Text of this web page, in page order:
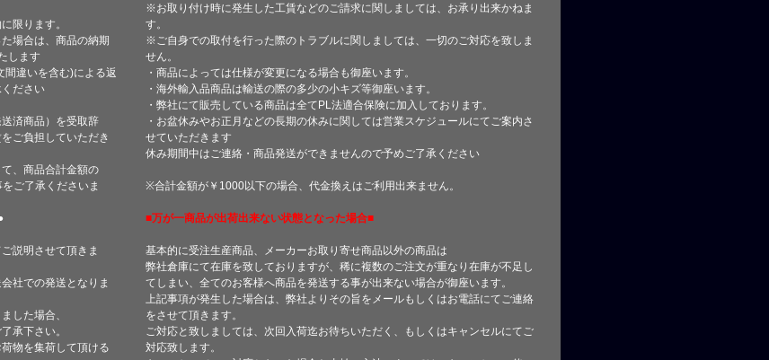
限ります。
場合は、商品の納期
します
間違いを含む)による返
ださい
済商品）を受取辞
ご負担していただき
、商品合計金額の
ご了承くださいま
説明させて頂きま
社での発送となりま
した場合、
承下さい。
物を集荷して頂ける
※お取り付け時に発生した工賃などのご請求に関しましては、お承り出来かねま
す。
※ご自身での取付を行った際のトラブルに関しましては、一切のご対応を致しま
せん。
・商品によっては仕様が変更になる場合も御座います。
・海外輸入品商品は輸送の際の多少の小キズ等御座います。
・弊社にて販売している商品は全てPL法適合保険に加入しております。
・お盆休みやお正月などの長期の休みに関しては営業スケジュールにてご案内さ
せていただきます
休み期間中はご連絡・商品発送ができませんので予めご了承ください
※合計金額が￥1000以下の場合、代金換えはご利用出来ません。
■万が一商品が出荷出来ない状態となった場合■
基本的に受注生産商品、メーカーお取り寄せ商品以外の商品は
弊社倉庫にて在庫を致しておりますが、稀に複数のご注文が重なり在庫が不足し
てしまい、全てのお客様へ商品を発送する事が出来ない場合が御座います。
上記事項が発生した場合は、弊社よりその旨をメールもしくはお電話にてご連絡
をさせて頂きます。
ご対応と致しましては、次回入荷迄お待ちいただく、もしくはキャンセルにてご
対応致します。